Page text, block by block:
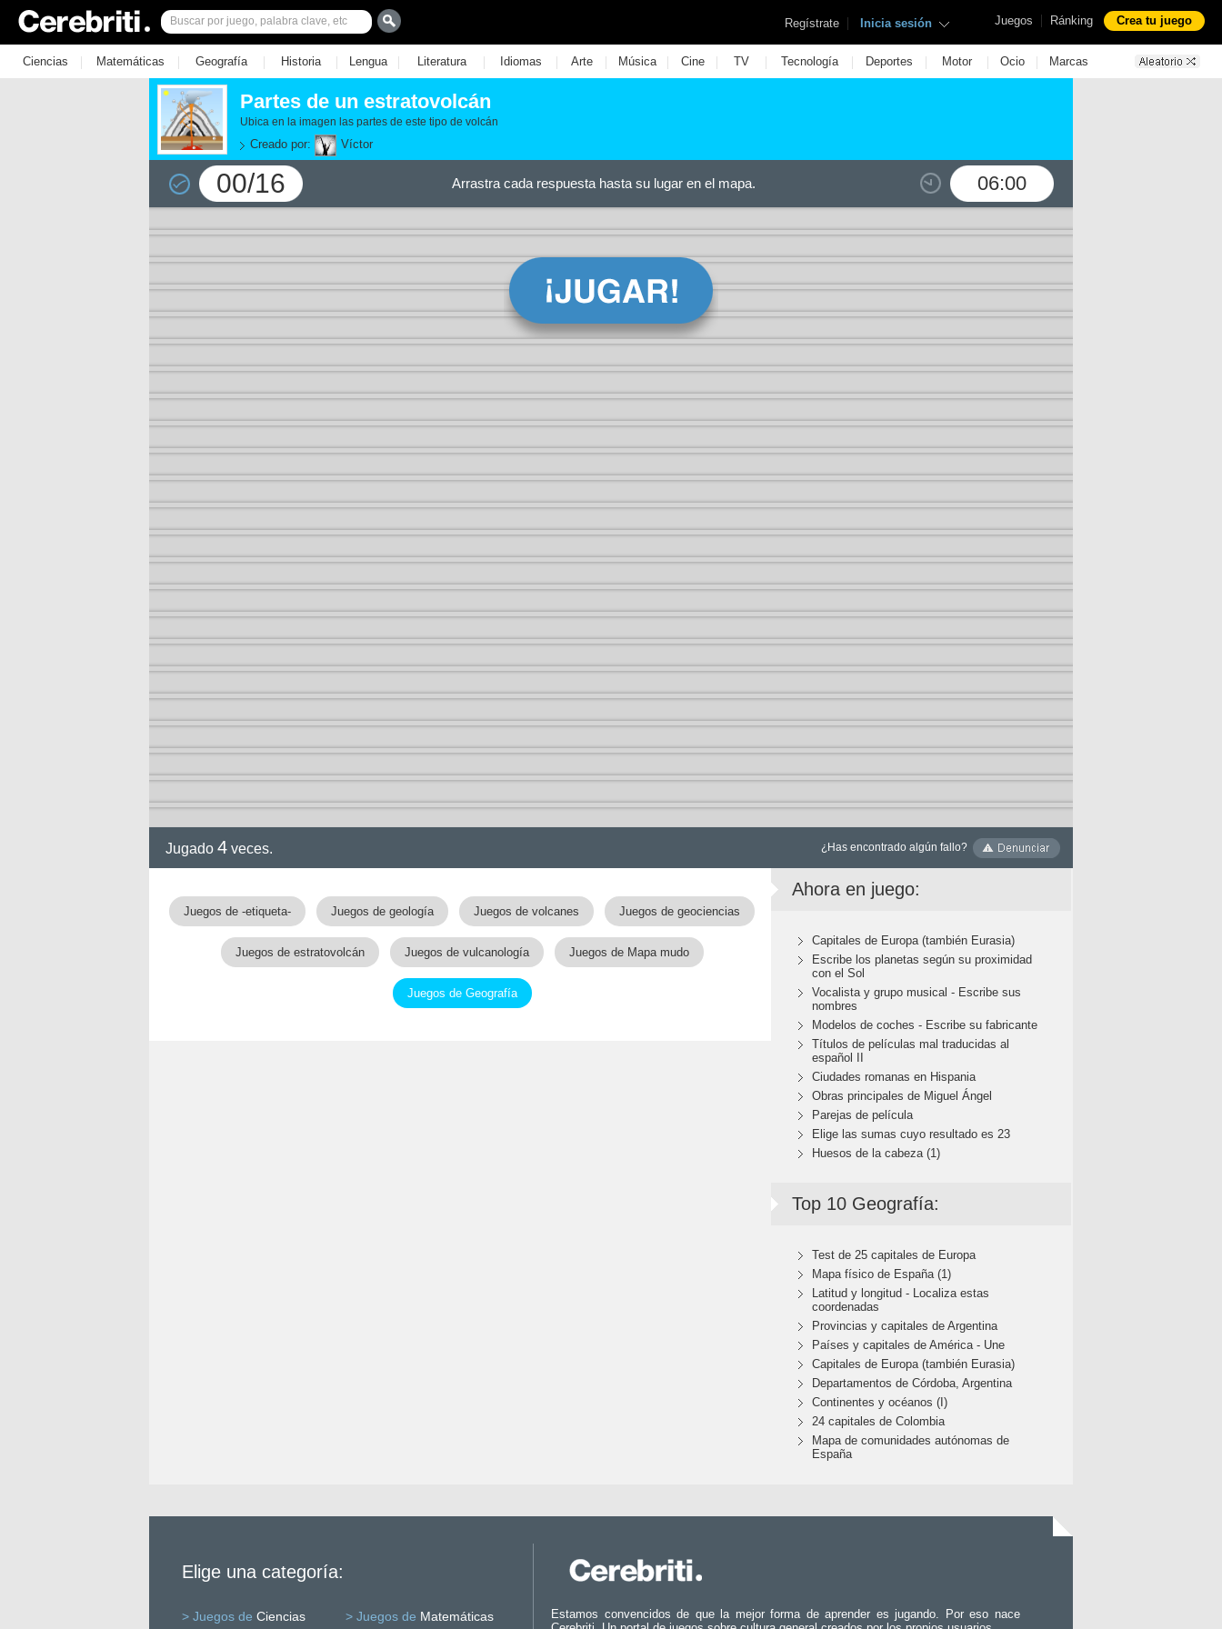
Juegos | Ránking Crea tu juego
Regístrate | Inicia sesión
Ciencias | Matemáticas | Geografía | Historia | Lengua | Literatura | Idiomas | Arte | Música | Cine | TV | Tecnología | Deportes | Motor | Ocio | Marcas
Partes de un estratovolcán
Ubica en la imagen las partes de este tipo de volcán
Creado por: Víctor
00/16 06:00
Arrastra cada respuesta hasta su lugar en el mapa.
Jugado 4 veces. ¿Has encontrado algún fallo?
Juegos de -etiqueta- Juegos de geología Juegos de volcanes Juegos de geociencias
Juegos de estratovolcán Juegos de vulcanología Juegos de Mapa mudo
Juegos de Geografía
Ahora en juego:
Capitales de Europa (también Eurasia)
Escribe los planetas según su proximidad
con el Sol
Vocalista y grupo musical - Escribe sus
nombres
Modelos de coches - Escribe su fabricante
Títulos de películas mal traducidas al
español II
Ciudades romanas en Hispania
Obras principales de Miguel Ángel
Parejas de película
Elige las sumas cuyo resultado es 23
Huesos de la cabeza (1)
Top 10 Geografía:
Test de 25 capitales de Europa
Mapa físico de España (1)
Latitud y longitud - Localiza estas
coordenadas
Provincias y capitales de Argentina
Países y capitales de América - Une
Capitales de Europa (también Eurasia)
Departamentos de Córdoba, Argentina
Continentes y océanos (I)
24 capitales de Colombia
Mapa de comunidades autónomas de
España
Elige una categoría:
> Juegos de Ciencias > Juegos de Matemáticas
Estamos convencidos de que la mejor forma de aprender es jugando. Por eso nace